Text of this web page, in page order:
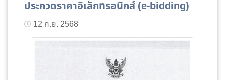
ประกวดราคาอิเล็กทรอนิกส์ (e-bidding)
12 ก.ย. 2568